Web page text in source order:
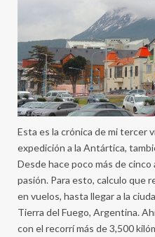
Esta es la crónica de mi tercer
expedición a la Antártica,
Desde hace poco más de
pasión. Para esto, calculo que
en vuelos, hasta llegar a la
Tierra del Fuego, Argentina.
con el recorrí más de 3,500